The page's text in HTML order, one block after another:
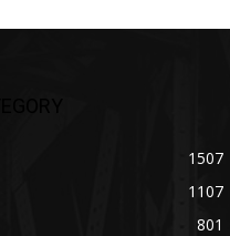
1507
1107
801